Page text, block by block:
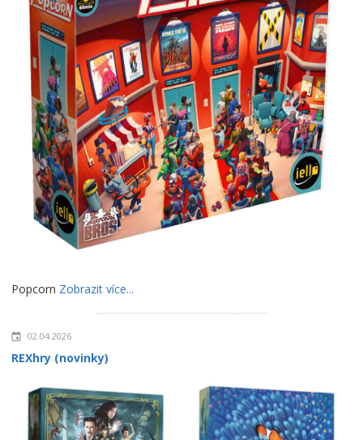
Popcorn Zobrazit více...
02.04.2026
REXhry (novinky)